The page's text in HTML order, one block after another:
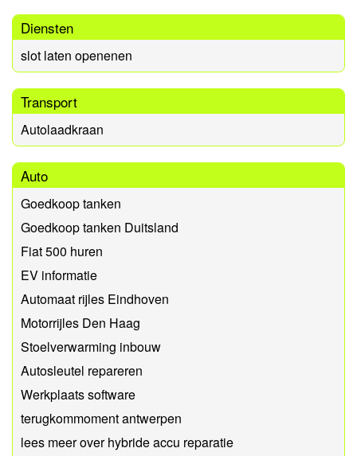
Diensten
slot laten openenen
Transport
Autolaadkraan
Auto
Goedkoop tanken
Goedkoop tanken Duitsland
Fiat 500 huren
EV informatie
Automaat rijles Eindhoven
Motorrijles Den Haag
Stoelverwarming inbouw
Autosleutel repareren
Werkplaats software
terugkommoment antwerpen
lees meer over hybride accu reparatie